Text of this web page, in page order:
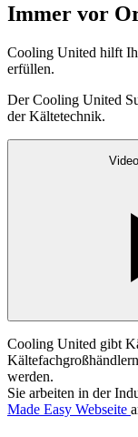
Immer vor
Cooling United hilft
erfüllen.
Der Cooling United
der Kältetechnik.
Cooling United gibt
werden.
Sie arbeiten in der
Made Easy Webseite